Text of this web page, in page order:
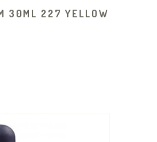
30ML 227 YELLOW